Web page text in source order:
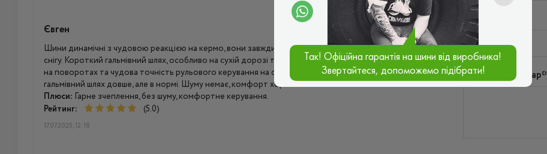
Євген
Шини динамічні з чудовою реакцією на кермо, вони завжди дають відмінне зчеплення та баланс на
снігу. Короткий гальмівний шлях, особливо на сухій дорозі та невеликому шарі снігу, висока стійкість
на поворотах та чудова точність рульового керування на сухій дорозі. На мокрій та слизькій дорозі
гальмівний шлях довше, але в нормі. Шуму немає, комфорт хороший.
Плюси: Гарне зчеплення, без шуму, комфортне керування.
Рейтинг:
(5.0)
17.07.2025, 12:18
Ваш e-mail*
Введіть коментар*
Так! Офіційна гарантія на шини від виробника!
Звертайтеся, допоможемо підібрати!